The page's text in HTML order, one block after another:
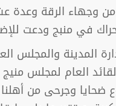
الرقة وعدة
في منبج ودعت
المدينة والمجلس
العام لمجلس
ضحايا وجرحى من